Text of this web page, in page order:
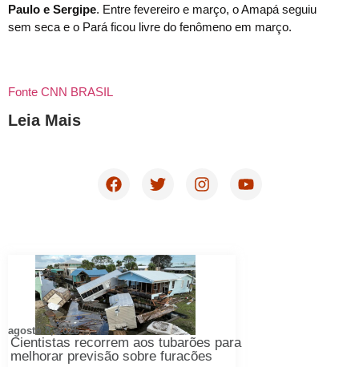
Paulo e Sergipe. Entre fevereiro e março, o Amapá seguiu
sem seca e o Pará ficou livre do fenômeno em março.
Fonte CNN BRASIL
Leia Mais
Cientistas recorrem aos tubarões para
melhorar previsão sobre furacões
agosto 8, 2026